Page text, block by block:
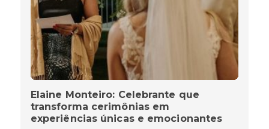
Elaine Monteiro: Celebrante que
transforma cerimônias em
experiências únicas e emocionantes